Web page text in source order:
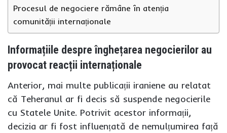
Procesul de negociere rămâne în atenția
comunității internaționale
Informațiile despre înghețarea negocierilor au
provocat reacții internaționale
Anterior, mai multe publicații iraniene au relatat
că Teheranul ar fi decis să suspende negocierile
cu Statele Unite. Potrivit acestor informații,
decizia ar fi fost influențată de nemulțumirea față